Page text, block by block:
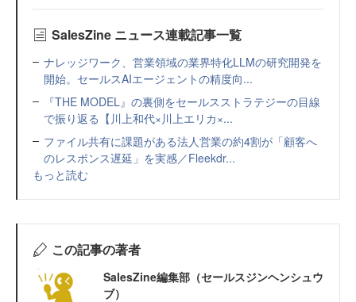
SalesZine ニュース連載記事一覧
ナレッジワーク、営業領域の業界特化LLMの研究開発を
開始。セールスAIエージェントの精度向...
『THE MODEL』の裏側をセールスストラテジーの目線
で振り返る【川上和代×川上エリカ×...
ファイル共有に課題がある法人営業の約4割が「顧客へ
のレスポンス遅延」を実感／Fleekdr...
もっと読む
この記事の著者
SalesZine編集部（セールスジンヘンシュウ
ブ）